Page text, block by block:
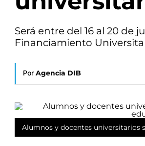
Será entre del 16 al 20 de
Financiamiento
Por Agencia DIB
Alumnos y docentes universitarios